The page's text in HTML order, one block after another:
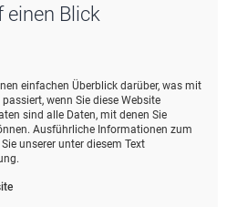
einen Blick
einfachen Überblick darüber, was mit
wenn Sie diese Website
sind alle Daten, mit denen Sie
Ausführliche Informationen zum
unserer unter diesem Text